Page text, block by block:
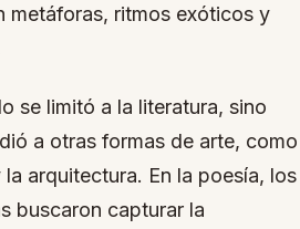
metáforas, ritmos exóticos y
se limitó a la literatura, sino
a otras formas de arte, como
arquitectura. En la poesía, los
buscaron capturar la